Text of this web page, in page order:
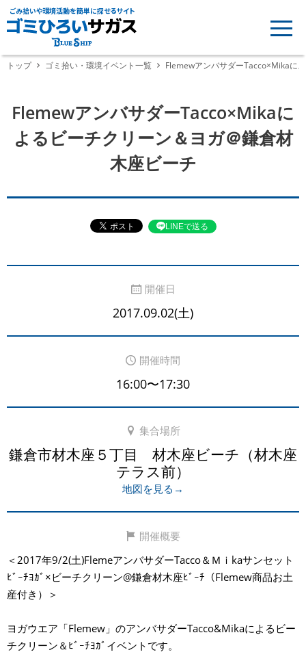
ごみ拾いや環境活動を簡単に探せるサイト
トップ ゴミ拾い・環境イベント一覧 FlemewアンバサダーTacco×Mikaに
FlemewアンバサダーTacco×Mikaに
よるビーチクリーン＆ヨガ＠鎌倉材
木座ビーチ
LINEで送る
開催日
2017.09.02(土)
開催時間
16:00〜17:30
集合場所
鎌倉市材木座５丁目 材木座ビーチ（材木座
テラス前）
地図を見る→
開催概要
＜2017年9/2(土)FlemeアンバサダーTacco＆Ｍｉkaサンセット
ﾋﾞｰﾁﾖｶﾞ×ビーチクリーン@鎌倉材木座ﾋﾞｰﾁ（Flemew商品お土
産付き）＞
ヨガウエア「Flemew」のアンバサダーTacco&Mikaによるビー
チクリーン＆ﾋﾞｰﾁﾖｶﾞイベントです。